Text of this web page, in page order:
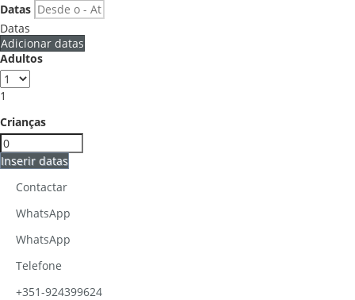
Datas
Datas
Adicionar datas
Adultos
1
Crianças
Inserir datas
Contactar
WhatsApp
WhatsApp
Telefone
+351-924399624